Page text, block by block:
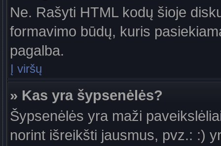
Ne. Rašyti HTML kodų šioje
formavimo būdų, kuris
pagalba.
Į viršų
» Kas yra šypsenėlės?
Šypsenėlės yra maži
norint išreikšti jausmus, pvz.: :)